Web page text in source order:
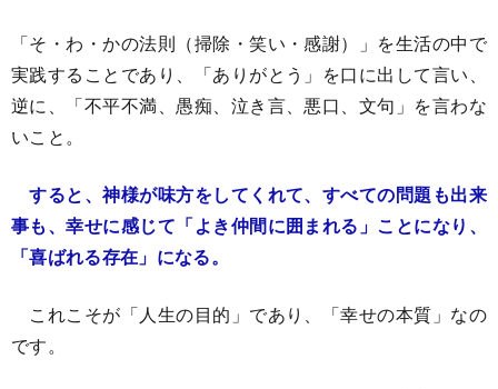
「そ・わ・かの法則（掃除・笑い・感謝）」を生活の中で
実践することであり、「ありがとう」を口に出して言い、
逆に、「不平不満、愚痴、泣き言、悪口、文句」を言わな
いこと。
すると、神様が味方をしてくれて、すべての問題も出来
事も、幸せに感じて「よき仲間に囲まれる」ことになり、
「喜ばれる存在」になる。
これこそが「人生の目的」であり、「幸せの本質」なの
です。